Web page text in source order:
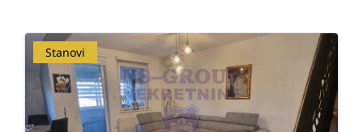
Stanovi